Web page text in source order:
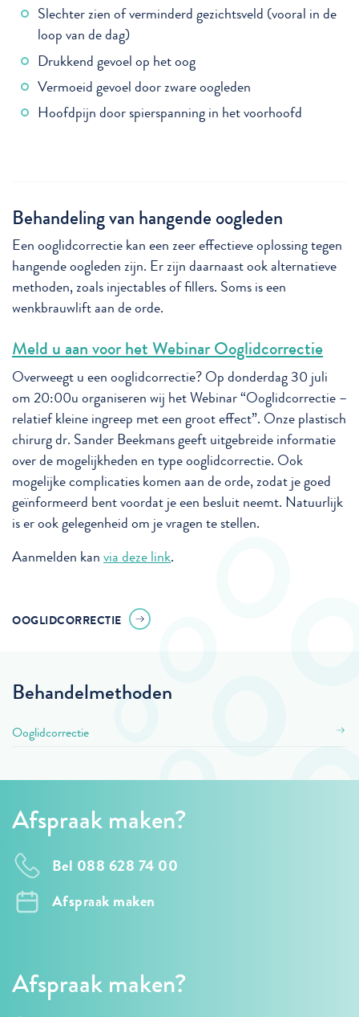
Slechter zien of verminderd gezichtsveld (vooral in de
loop van de dag)
Drukkend gevoel op het oog
Vermoeid gevoel door zware oogleden
Hoofdpijn door spierspanning in het voorhoofd
Behandeling van hangende oogleden
Een ooglidcorrectie kan een zeer effectieve oplossing tegen
hangende oogleden zijn. Er zijn daarnaast ook alternatieve
methoden, zoals injectables of fillers. Soms is een
wenkbrauwlift aan de orde.
Meld u aan voor het Webinar Ooglidcorrectie
Overweegt u een ooglidcorrectie? Op donderdag 30 juli
om 20:00u organiseren wij het Webinar “Ooglidcorrectie –
relatief kleine ingreep met een groot effect”. Onze plastisch
chirurg dr. Sander Beekmans geeft uitgebreide informatie
over de mogelijkheden en type ooglidcorrectie. Ook
mogelijke complicaties komen aan de orde, zodat je goed
geïnformeerd bent voordat je een besluit neemt. Natuurlijk
is er ook gelegenheid om je vragen te stellen.
Aanmelden kan via deze link.
OOGLIDCORRECTIE
Behandelmethoden
Ooglidcorrectie
Afspraak maken?
Bel 088 628 74 00
Afspraak maken
Afspraak maken?